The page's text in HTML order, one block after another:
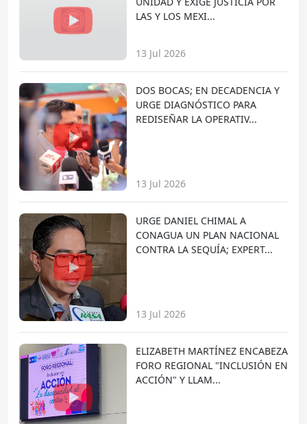
LAS Y LOS MEXI...
13 Jul 2026
DOS BOCAS; EN DECADENCIA Y
URGE DIAGNÓSTICO PARA
REDISEÑAR LA OPERATIV...
13 Jul 2026
URGE DANIEL CHIMAL A
CONAGUA UN PLAN NACIONAL
CONTRA LA SEQUÍA; EXPERT...
13 Jul 2026
ELIZABETH MARTÍNEZ ENCABEZA
FORO REGIONAL "INCLUSIÓN EN
ACCIÓN" Y LLAM...